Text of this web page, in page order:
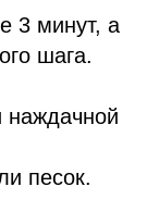
3 минут, а
шага.
наждачной
песок.